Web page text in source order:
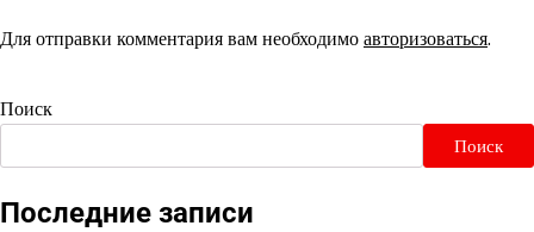
Для отправки комментария вам необходимоавторизоваться.
Поиск
Поиск
Последние записи